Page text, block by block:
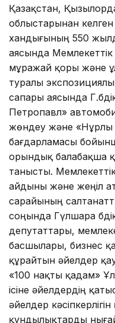
Қазақстан,
облыстарынан
хандығының 550
аясында
мұражай қоры және
туралы
сапары аясында
Петропавл»
жөндеу және «Нұрлы
бағдарламасы
орындық балабақша
танысты.
айдыны және жеңіл
сарайының
соңында Гүлшара
депутаттары,
басшылары, бизнес
құрайтын әйелдер
«100 нақты қадам»
ісіне әйелдердің
әйелдер
құндылықтарды